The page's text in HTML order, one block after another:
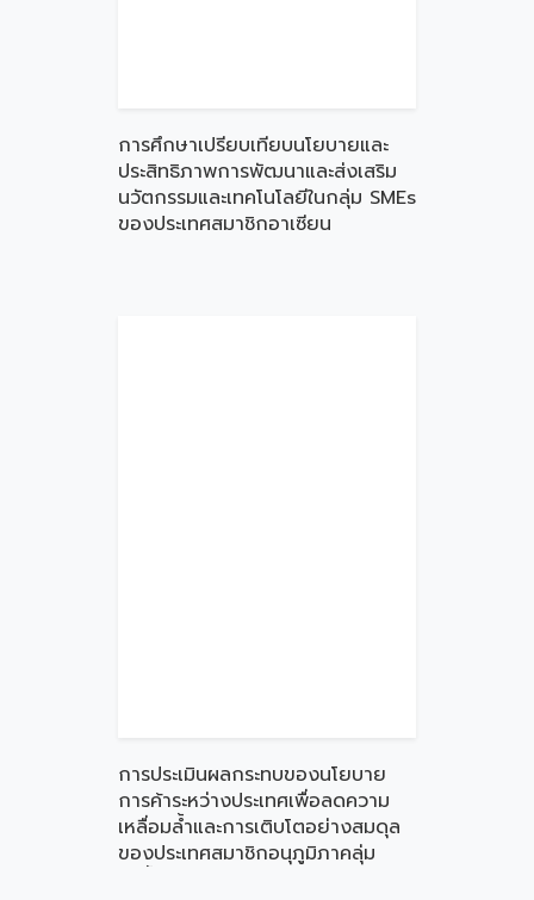
การศึกษาเปรียบเทียบนโยบายและ
ประสิทธิภาพการพัฒนาและส่งเสริม
นวัตกรรมและเทคโนโลยีในกลุ่ม SMEs
ของประเทศสมาชิกอาเซียน
การประเมินผลกระทบของนโยบาย
การค้าระหว่างประเทศเพื่อลดความ
เหลื่อมล้ำและการเติบโตอย่างสมดุล
ของประเทศสมาชิกอนุภูมิภาคลุ่ม